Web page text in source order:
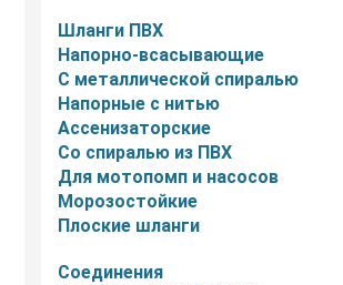
Шланги ПВХ
Напорно-всасывающие
С металлической спиралью
Напорные с нитью
Ассенизаторские
Со спиралью из ПВХ
Для мотопомп и насосов
Морозостойкие
Плоские шланги
Соединения